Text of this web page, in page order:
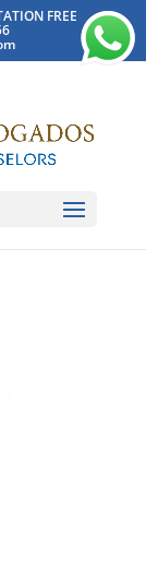
FREE